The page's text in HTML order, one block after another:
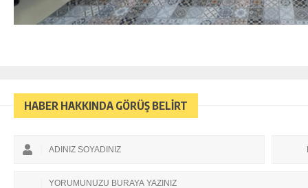
HABER HAKKINDA GÖRÜŞ BELİRT